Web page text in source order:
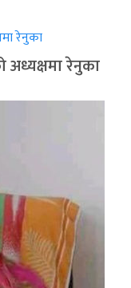
अध्यक्षमा रेनुका